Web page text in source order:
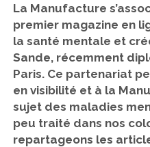
La Manufacture
premier magazine en
la santé mentale et
Sande, récemment
Paris. Ce partenariat
en visibilité et à la
sujet des maladies
peu traité dans nos
repartageons les